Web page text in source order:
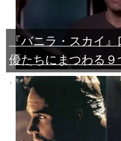
『バニラ・スカイ
優たちにまつわる９